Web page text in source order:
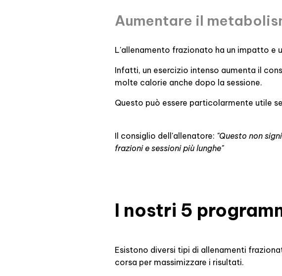
Aumentare il
L'allenamento frazionato ha un impatto e
Infatti, un esercizio intenso aumenta il
molte calorie anche dopo la sessione.
Questo può essere particolarmente utile
Il consiglio dell'allenatore: "Questo non
frazioni e sessioni più lunghe"
I nostri 5
Esistono diversi tipi di allenamenti
corsa per massimizzare i risultati.